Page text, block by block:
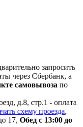
запросить
через Сбербанк, а
самовывоза по
д.8, стр.1 - оплата
схему проезда,
17, Обед с 13:00 до